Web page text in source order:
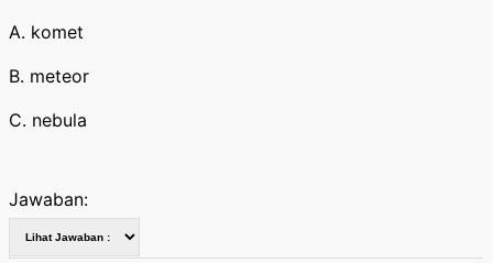
A. komet
B. meteor
C. nebula
Jawaban: